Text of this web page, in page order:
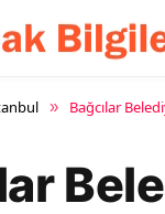
» Bağcılar